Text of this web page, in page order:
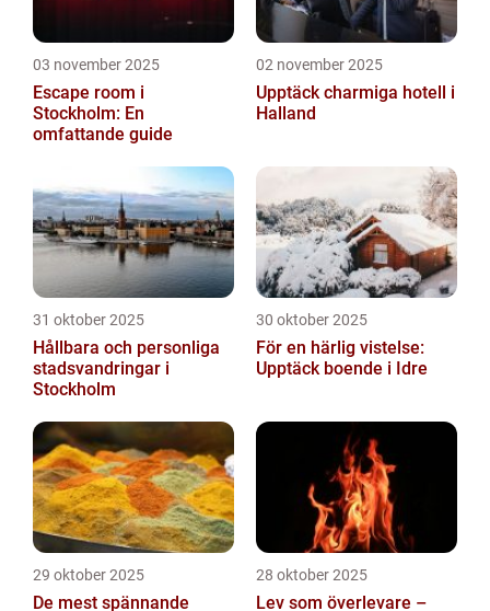
03 november 2025
Escape room i
Stockholm: En
omfattande guide
02 november 2025
Upptäck charmiga hotell i
Halland
31 oktober 2025
Hållbara och personliga
stadsvandringar i
Stockholm
30 oktober 2025
För en härlig vistelse:
Upptäck boende i Idre
29 oktober 2025
De mest spännande
28 oktober 2025
Lev som överlevare –